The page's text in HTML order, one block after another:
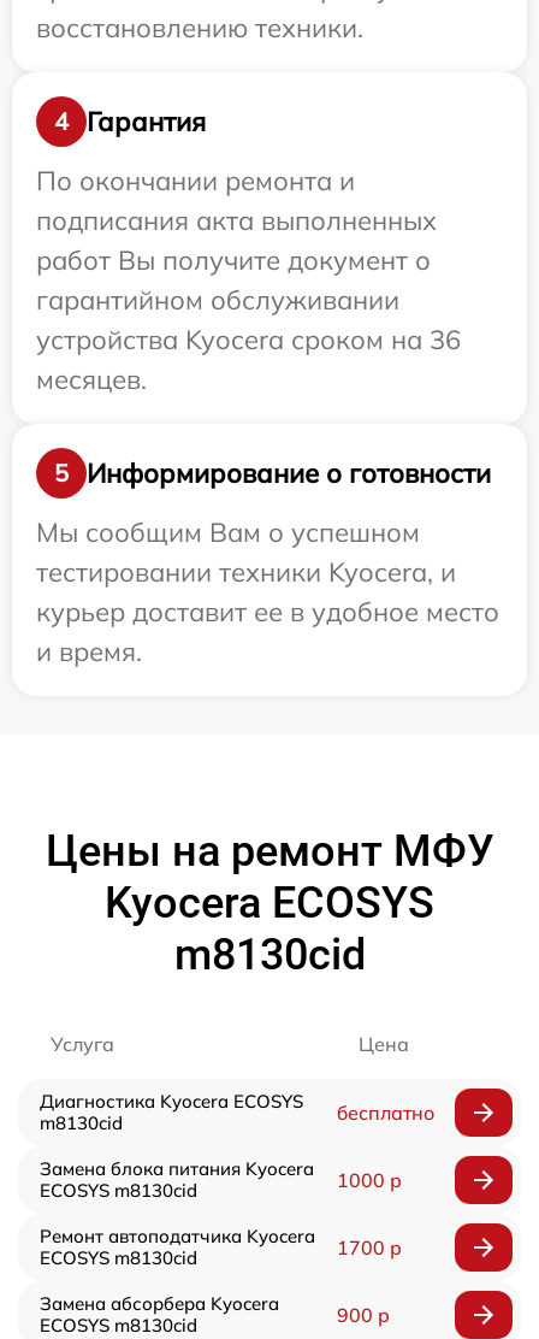
восстановлению техники.
4
Гарантия
По окончании ремонта и
подписания акта выполненных
работ Вы получите документ о
гарантийном обслуживании
устройства Kyocera сроком на 36
месяцев.
5
Информирование о готовности
Мы сообщим Вам о успешном
тестировании техники Kyocera, и
курьер доставит ее в удобное место
и время.
Цены на ремонт МФУ
Kyocera ECOSYS
m8130cid
Услуга Цена
Диагностика Kyocera ECOSYS
m8130cid
бесплатно
Замена блока питания Kyocera
ECOSYS m8130cid
1000 р
Ремонт автоподатчика Kyocera
ECOSYS m8130cid
1700 р
Замена абсорбера Kyocera
ECOSYS m8130cid
900 р